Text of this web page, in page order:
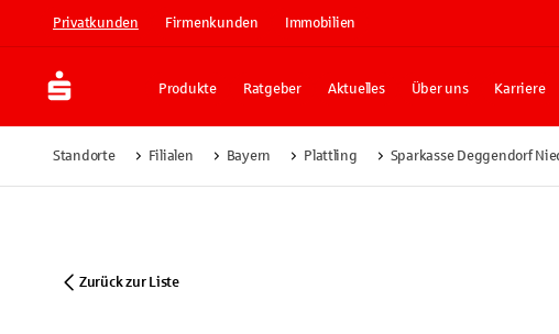
Privatkunden Firmenkunden Immobilien
Produkte Ratgeber Aktuelles Über uns Karriere
Standorte Filialen Bayern Plattling Sparkasse Deggendorf
Zurück zur Liste